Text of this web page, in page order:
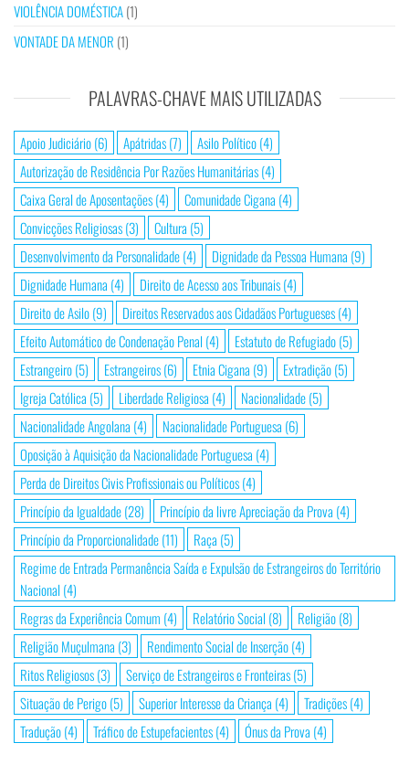
VIOLÊNCIA DOMÉSTICA(1)
VONTADE DA MENOR (1)
PALAVRAS-CHAVE MAIS UTILIZADAS
Apoio Judiciário(6) Apátridas(7) Asilo Político(4)
Autorização de Residência Por Razões Humanitárias(4)
Caixa Geral de Aposentações(4) Comunidade Cigana (4)
Convicções Religiosas(3) Cultura (5)
Desenvolvimento da Personalidade(4) Dignidade da Pessoa Humana (9)
Dignidade Humana (4) Direito de Acesso aos Tribunais(4)
Direito de Asilo(9) Direitos Reservados aos Cidadãos Portugueses(4)
Efeito Automático de Condenação Penal (4) Estatuto de Refugiado(5)
Estrangeiro(5) Estrangeiros(6) Etnia Cigana (9) Extradição(5)
Igreja Católica (5) Liberdade Religiosa (4) Nacionalidade(5)
Nacionalidade Angolana (4) Nacionalidade Portuguesa (6)
Oposição à Aquisição da Nacionalidade Portuguesa (4)
Perda de Direitos Civis Profissionais ou Políticos(4)
Princípio da Igualdade(28) Princípio da livre Apreciação da Prova (4)
Princípio da Proporcionalidade(11) Raça (5)
Regime de Entrada Permanência Saída e Expulsão de Estrangeiros do Território
Nacional (4)
Regras da Experiência Comum (4) Relatório Social (8) Religião(8)
Religião Muçulmana (3) Rendimento Social de Inserção(4)
Ritos Religiosos(3) Serviço de Estrangeiros e Fronteiras(5)
Situação de Perigo(5) Superior Interesse da Criança (4) Tradições(4)
Tradução(4) Tráfico de Estupefacientes(4) Ónus da Prova (4)